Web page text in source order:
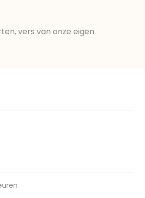
vers van onze eigen